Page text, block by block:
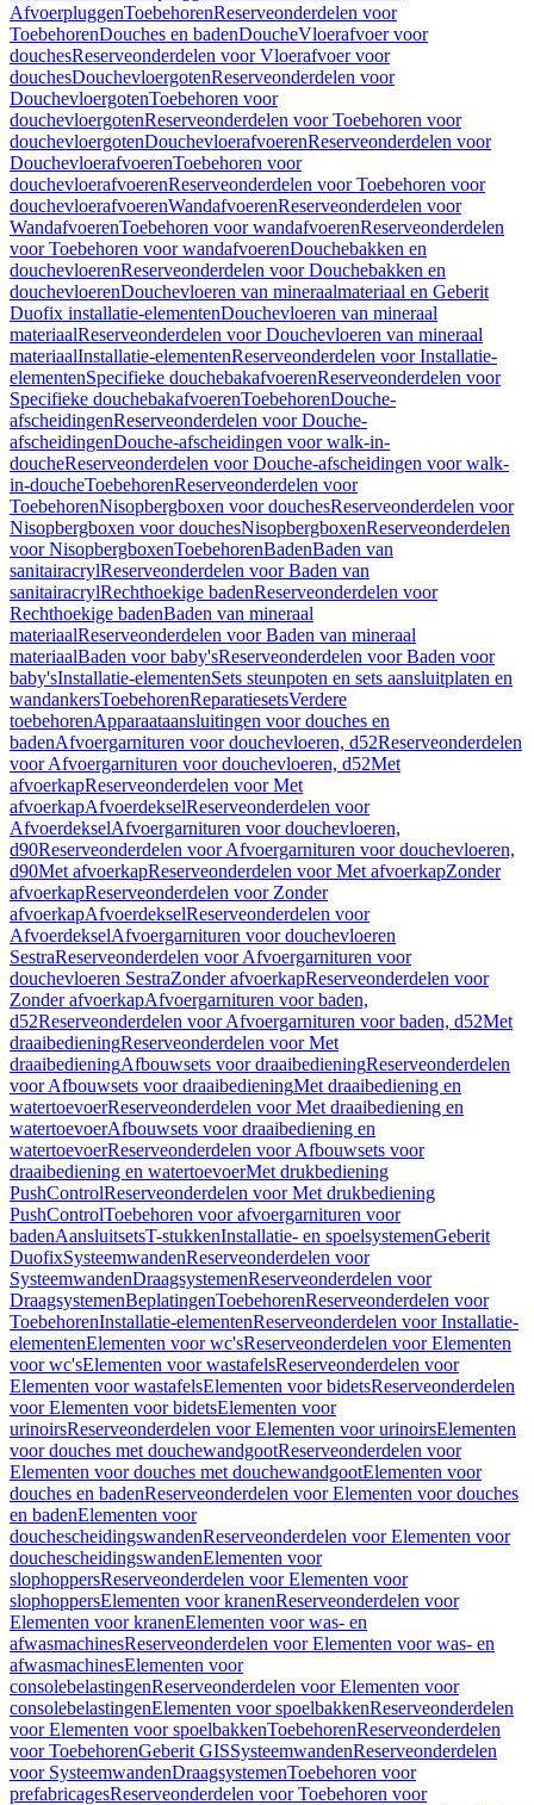
AfvoerpluggenToebehorenReserveonderdelen voor
ToebehorenDouches en badenDoucheVloerafvoer voor
douchesReserveonderdelen voor Vloerafvoer voor
douchesDouchevloergotenReserveonderdelen voor
DouchevloergotenToebehoren voor
douchevloergotenReserveonderdelen voor Toebehoren voor
douchevloergotenDouchevloerafvoerenReserveonderdelen voor
DouchevloerafvoerenToebehoren voor
douchevloerafvoerenReserveonderdelen voor Toebehoren voor
douchevloerafvoerenWandafvoerenReserveonderdelen voor
WandafvoerenToebehoren voor wandafvoerenReserveonderdelen
voor Toebehoren voor wandafvoerenDouchebakken en
douchevloerenReserveonderdelen voor Douchebakken en
douchevloerenDouchevloeren van mineraalmateriaal en Geberit
Duofix installatie-elementenDouchevloeren van mineraal
materiaalReserveonderdelen voor Douchevloeren van mineraal
materiaalInstallatie-elementenReserveonderdelen voor Installatie-
elementenSpecifieke douchebakafvoerenReserveonderdelen voor
Specifieke douchebakafvoerenToebehorenDouche-
afscheidingenReserveonderdelen voor Douche-
afscheidingenDouche-afscheidingen voor walk-in-
doucheReserveonderdelen voor Douche-afscheidingen voor walk-
in-doucheToebehorenReserveonderdelen voor
ToebehorenNisopbergboxen voor douchesReserveonderdelen voor
Nisopbergboxen voor douchesNisopbergboxenReserveonderdelen
voor NisopbergboxenToebehorenBadenBaden van
sanitairacrylReserveonderdelen voor Baden van
sanitairacrylRechthoekige badenReserveonderdelen voor
Rechthoekige badenBaden van mineraal
materiaalReserveonderdelen voor Baden van mineraal
materiaalBaden voor baby'sReserveonderdelen voor Baden voor
baby'sInstallatie-elementenSets steunpoten en sets aansluitplaten en
wandankersToebehorenReparatiesetsVerdere
toebehorenApparaataansluitingen voor douches en
badenAfvoergarnituren voor douchevloeren, d52Reserveonderdelen
voor Afvoergarnituren voor douchevloeren, d52Met
afvoerkapReserveonderdelen voor Met
afvoerkapAfvoerdekselReserveonderdelen voor
AfvoerdekselAfvoergarnituren voor douchevloeren,
d90Reserveonderdelen voor Afvoergarnituren voor douchevloeren,
d90Met afvoerkapReserveonderdelen voor Met afvoerkapZonder
afvoerkapReserveonderdelen voor Zonder
afvoerkapAfvoerdekselReserveonderdelen voor
AfvoerdekselAfvoergarnituren voor douchevloeren
SestraReserveonderdelen voor Afvoergarnituren voor
douchevloeren SestraZonder afvoerkapReserveonderdelen voor
Zonder afvoerkapAfvoergarnituren voor baden,
d52Reserveonderdelen voor Afvoergarnituren voor baden, d52Met
draaibedieningReserveonderdelen voor Met
draaibedieningAfbouwsets voor draaibedieningReserveonderdelen
voor Afbouwsets voor draaibedieningMet draaibediening en
watertoevoerReserveonderdelen voor Met draaibediening en
watertoevoerAfbouwsets voor draaibediening en
watertoevoerReserveonderdelen voor Afbouwsets voor
draaibediening en watertoevoerMet drukbediening
PushControlReserveonderdelen voor Met drukbediening
PushControlToebehoren voor afvoergarnituren voor
badenAansluitsetsT-stukkenInstallatie- en spoelsystemenGeberit
DuofixSysteemwandenReserveonderdelen voor
SysteemwandenDraagsystemenReserveonderdelen voor
DraagsystemenBeplatingenToebehorenReserveonderdelen voor
ToebehorenInstallatie-elementenReserveonderdelen voor Installatie-
elementenElementen voor wc'sReserveonderdelen voor Elementen
voor wc'sElementen voor wastafelsReserveonderdelen voor
Elementen voor wastafelsElementen voor bidetsReserveonderdelen
voor Elementen voor bidetsElementen voor
urinoirsReserveonderdelen voor Elementen voor urinoirsElementen
voor douches met douchewandgootReserveonderdelen voor
Elementen voor douches met douchewandgootElementen voor
douches en badenReserveonderdelen voor Elementen voor douches
en badenElementen voor
douchescheidingswandenReserveonderdelen voor Elementen voor
douchescheidingswandenElementen voor
slophoppersReserveonderdelen voor Elementen voor
slophoppersElementen voor kranenReserveonderdelen voor
Elementen voor kranenElementen voor was- en
afwasmachinesReserveonderdelen voor Elementen voor was- en
afwasmachinesElementen voor
consolebelastingenReserveonderdelen voor Elementen voor
consolebelastingenElementen voor spoelbakkenReserveonderdelen
voor Elementen voor spoelbakkenToebehorenReserveonderdelen
voor ToebehorenGeberit GISSysteemwandenReserveonderdelen
voor SysteemwandenDraagsystemenToebehoren voor
prefabricagesReserveonderdelen voor Toebehoren voor